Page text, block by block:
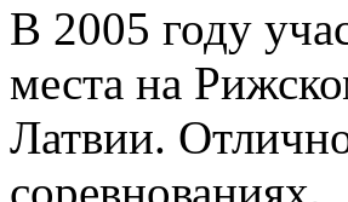
В 2005 году
места на
Латвии.
соревнованиях.